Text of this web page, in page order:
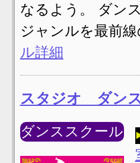
なるよう。 ダン
ジャンルを最前
ル詳細
スタジオ ダン
ダンススクール